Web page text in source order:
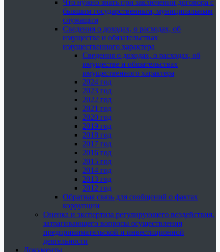
Что нужно знать при заключении договора с
бывшим государственным, муниципальным
служащим
Сведения о доходах, о расходах, об
имуществе и обязательствах
имущественного характера
Сведения о доходах, о расходах, об
имуществе и обязательствах
имущественного характера
2024 год
2023 год
2022 год
2021 год
2020 год
2019 год
2018 год
2017 год
2016 год
2015 год
2014 год
2013 год
2012 год
Обратная связь для сообщений о фактах
коррупции
Оценка и экспертиза регулирующего воздействия,
затрагивающего вопросы осуществления
предпринимательской и инвестиционной
деятельности
Документы